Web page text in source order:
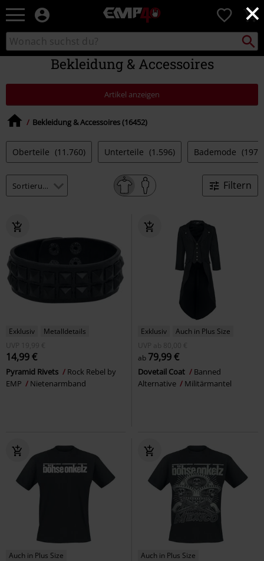
×
EMP
Merchandise
-
Shop
für
Rock
&
Entertainment
0
Katalog
durchsuchen
suchen
Bekleidung & Accessoires
Artikel anzeigen
Bekleidung & Accessoires (16452)
Oberteile (11.760) Unterteile (1.596) Bademode (197)
Filtern
Exklusiv
Metalldetails
UVP
19,99 €
14,99 €
Pyramid Rivets
Rock Rebel by
EMP
Nietenarmband
Exklusiv
Auch in Plus Size
UVP
ab 80,00 €
ab 79,99 €
Dovetail Coat
Banned
Alternative
Militärmantel
Auch in Plus Size Auch in Plus Size